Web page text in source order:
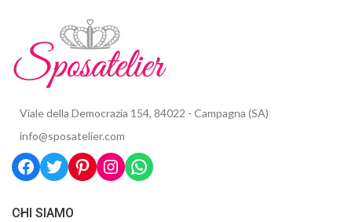
Viale della Democrazia 154, 84022 - Campagna (SA)
info@sposatelier.com
CHI SIAMO